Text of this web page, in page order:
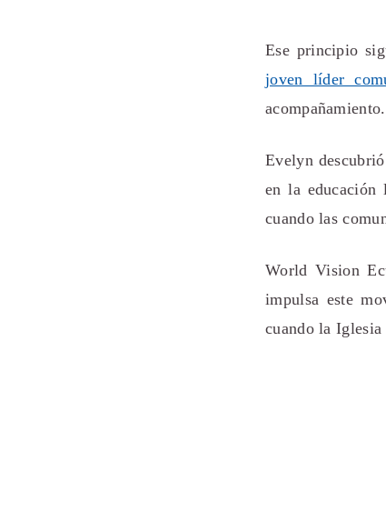
Ese principio
joven líder
acompañamiento.
Evelyn
en la educación
cuando las
World Vision
impulsa este
cuando la